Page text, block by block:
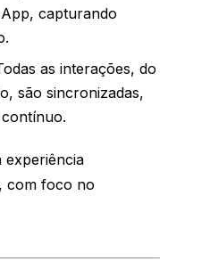
capturando
as interações, do
são sincronizadas,
experiência
com foco no